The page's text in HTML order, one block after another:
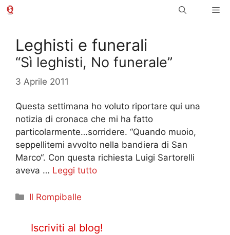
Vai
Leghisti e funerali
“Sì leghisti, No funerale”
3 Aprile 2011
Questa settimana ho voluto riportare qui una
notizia di cronaca che mi ha fatto
particolarmente…sorridere. “Quando muoio,
seppellitemi avvolto nella bandiera di San
Marco“. Con questa richiesta Luigi Sartorelli
aveva … Leggi tutto
Categorie
Il Rompiballe
Iscriviti al blog!